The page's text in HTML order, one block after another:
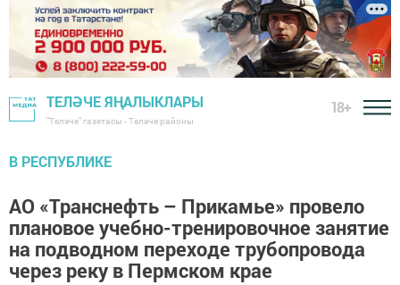
ТЕЛӘЧЕ ЯҢАЛЫКЛАРЫ
"Теләче" газетасы - Теләче районы
18+
В РЕСПУБЛИКЕ
АО «Транснефть – Прикамье» провело
плановое учебно-тренировочное занятие
на подводном переходе трубопровода
через реку в Пермском крае